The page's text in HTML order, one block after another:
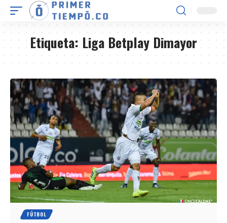
Etiqueta:Liga Betplay Dimayor
FÚTBOL